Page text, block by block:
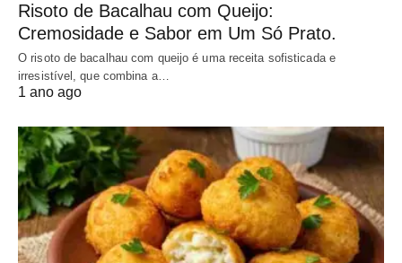
Risoto de Bacalhau com Queijo:
Cremosidade e Sabor em Um Só Prato.
O risoto de bacalhau com queijo é uma receita sofisticada e
irresistível, que combina a…
1 ano ago